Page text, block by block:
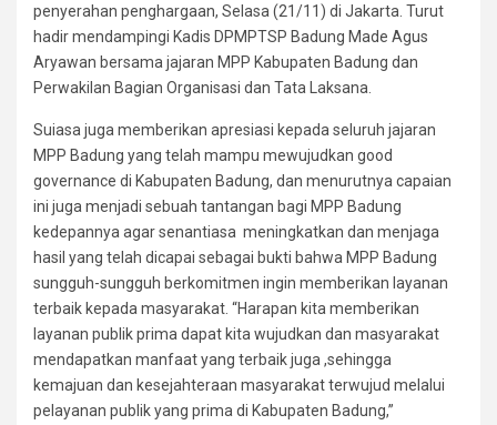
penyerahan penghargaan, Selasa (21/11) di Jakarta. Turut
hadir mendampingi Kadis DPMPTSP Badung Made Agus
Aryawan bersama jajaran MPP Kabupaten Badung dan
Perwakilan Bagian Organisasi dan Tata Laksana.
Suiasa juga memberikan apresiasi kepada seluruh jajaran
MPP Badung yang telah mampu mewujudkan good
governance di Kabupaten Badung, dan menurutnya capaian
ini juga menjadi sebuah tantangan bagi MPP Badung
kedepannya agar senantiasa meningkatkan dan menjaga
hasil yang telah dicapai sebagai bukti bahwa MPP Badung
sungguh-sungguh berkomitmen ingin memberikan layanan
terbaik kepada masyarakat. “Harapan kita memberikan
layanan publik prima dapat kita wujudkan dan masyarakat
mendapatkan manfaat yang terbaik juga ,sehingga
kemajuan dan kesejahteraan masyarakat terwujud melalui
pelayanan publik yang prima di Kabupaten Badung,”